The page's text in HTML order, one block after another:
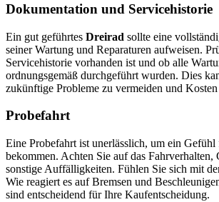
Dokumentation und Servicehistorie
Ein gut geführtes Dreirad sollte eine
seiner Wartung und Reparaturen aufweisen.
Servicehistorie vorhanden ist und ob alle
ordnungsgemäß durchgeführt wurden. Dies
zukünftige Probleme zu vermeiden und Kosten
Probefahrt
Eine Probefahrt ist unerlässlich, um ein Gefühl
bekommen. Achten Sie auf das Fahrverhalten,
sonstige Auffälligkeiten. Fühlen Sie sich mit
Wie reagiert es auf Bremsen und
sind entscheidend für Ihre Kaufentscheidung.